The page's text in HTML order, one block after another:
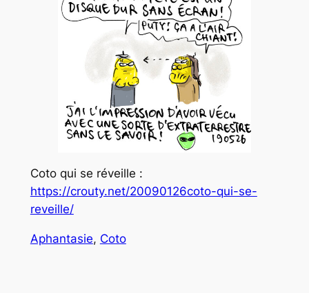
Coto qui se réveille :
https://crouty.net/20090126coto-qui-se-
reveille/
Aphantasie, Coto